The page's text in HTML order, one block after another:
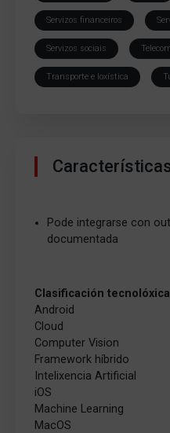
Servizos financeiros
Servizos sociais
Transporte e loxística
Pode integrarse con
documentada
Clasificación tecnolóxica
Android
Cloud
Computer Vision
Framework híbrido
Intelixencia Artificial
iOS
Machine Learning
MacOS